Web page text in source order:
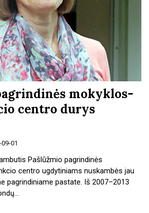
mokyklos-
centro durys
01
Pašlūžmio pagrindinės
centro ugdytiniams nuskambės jau
pagrindiniame pastate. Iš 2007–2013